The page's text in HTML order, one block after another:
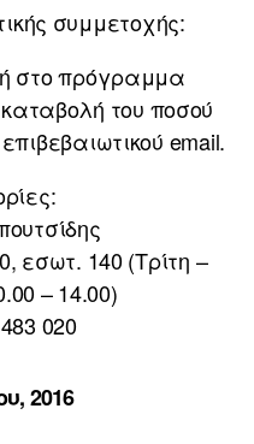
συμμετοχής:
στο πρόγραμμα
του ποσού
email.
εσωτ. 140 (Τρίτη –
– 14.00)
020
2016